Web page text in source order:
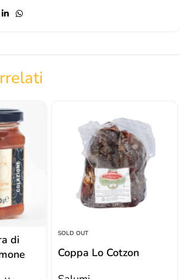
di
SOLD OUT
Coppa Lo Cotzon